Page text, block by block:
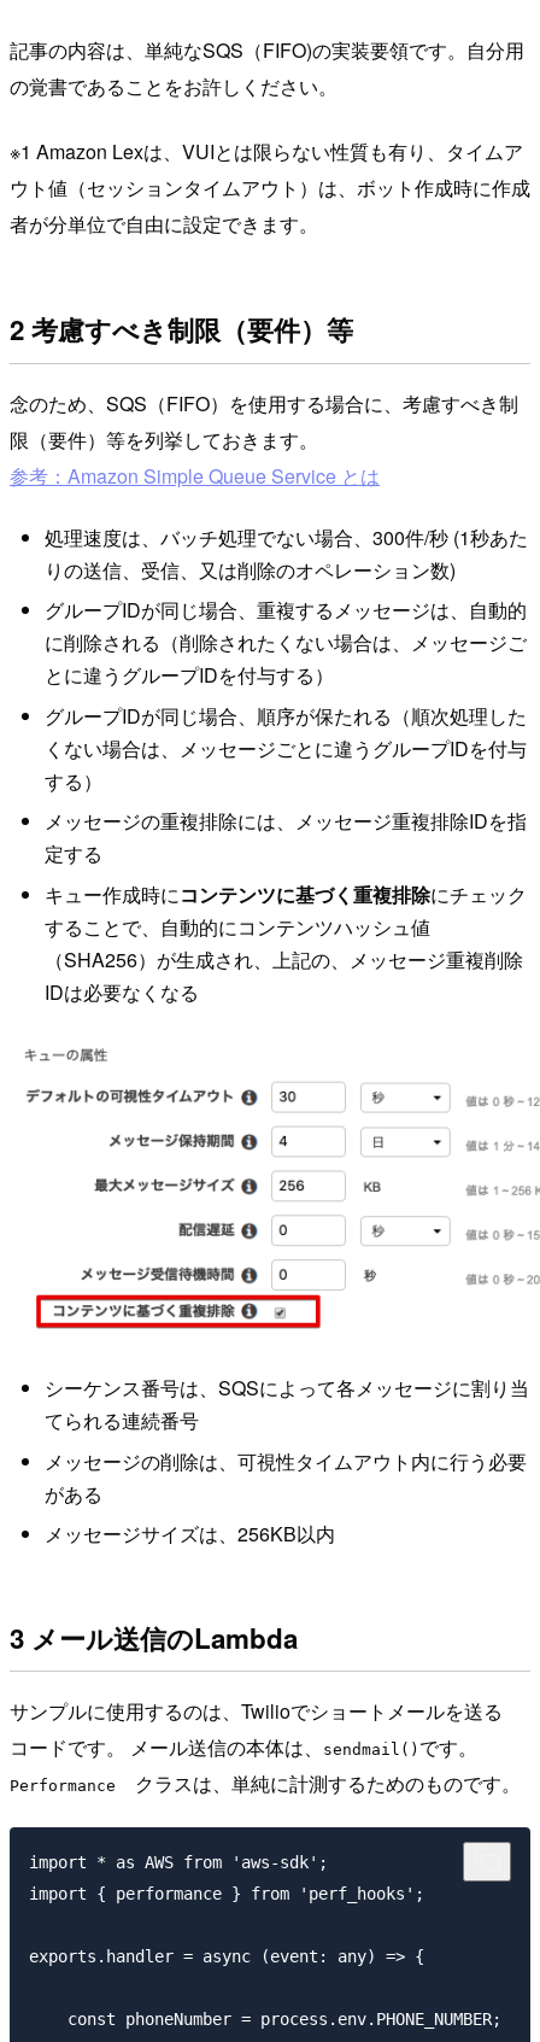
記事の内容は、単純なSQS（FIFO)の実装要領です。自分用
の覚書であることをお許しください。
※1 Amazon Lexは、VUIとは限らない性質も有り、タイムア
ウト値（セッションタイムアウト）は、ボット作成時に作成
者が分単位で自由に設定できます。
2 考慮すべき制限（要件）等
念のため、SQS（FIFO）を使用する場合に、考慮すべき制
限（要件）等を列挙しておきます。
参考：Amazon Simple Queue Service とは
処理速度は、バッチ処理でない場合、300件/秒 (1秒あた
りの送信、受信、又は削除のオペレーション数)
グループIDが同じ場合、重複するメッセージは、自動的
に削除される（削除されたくない場合は、メッセージご
とに違うグループIDを付与する）
グループIDが同じ場合、順序が保たれる（順次処理した
くない場合は、メッセージごとに違うグループIDを付与
する）
メッセージの重複排除には、メッセージ重複排除IDを指
定する
キュー作成時にコンテンツに基づく重複排除にチェック
することで、自動的にコンテンツハッシュ値
（SHA256）が生成され、上記の、メッセージ重複削除
IDは必要なくなる
シーケンス番号は、SQSによって各メッセージに割り当
てられる連続番号
メッセージの削除は、可視性タイムアウト内に行う必要
がある
メッセージサイズは、256KB以内
3 メール送信のLambda
サンプルに使用するのは、Twilioでショートメールを送る
コードです。 メール送信の本体は、
sendmail() です。
Performance クラスは、単純に計測するためのものです。
import * as AWS from 'aws-sdk';
import { performance } from 'perf_hooks';
exports.handler = async (event: any) => {
    const phoneNumber = process.env.PHONE_NUMBER;